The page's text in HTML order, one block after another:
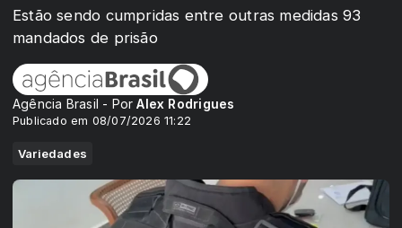
Estão sendo cumpridas entre outras medidas 93
mandados de prisão
Agência Brasil - PorAlex Rodrigues
Publicado em 08/07/2026 11:22
Variedades